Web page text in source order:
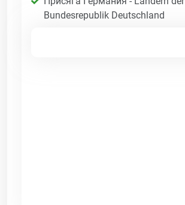
Bundesrepublik Deutschland